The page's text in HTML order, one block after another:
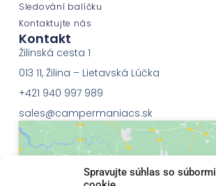
Spravujte súhlas so súbormi
Sledování balíčku
Kontaktujte nás
Kontakt
Žilinská cesta 1
013 11, Žilina – Lietavská Lúčka
+421 940 997 989
sales@campermaniacs.sk